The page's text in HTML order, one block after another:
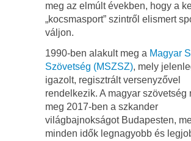
meg az elmúlt években, hogy a
„kocsmasport” szintről elismert
váljon.
1990-ben alakult meg a Magyar
Szövetség (MSZSZ), mely
igazolt, regisztrált versenyzővel
rendelkezik. A magyar szövetség
meg 2017-ben a szkander
világbajnokságot Budapesten,
minden idők legnagyobb és